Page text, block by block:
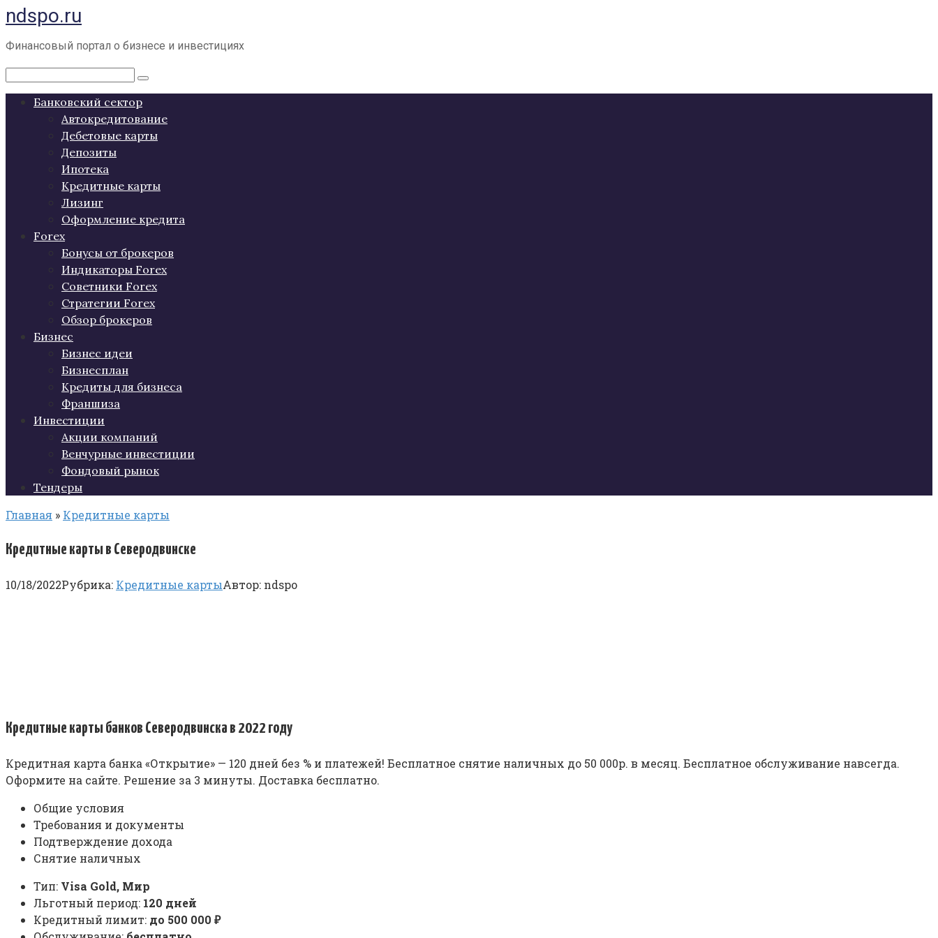
Перейти
к
контенту
ndspo.ru
Финансовый портал о бизнесе и инвестициях
Поиск:
Банковский сектор
Автокредитование
Дебетовые карты
Депозиты
Ипотека
Кредитные карты
Лизинг
Оформление кредита
Forex
Бонусы от брокеров
Индикаторы Forex
Советники Forex
Стратегии Forex
Обзор брокеров
Бизнес
Бизнес идеи
Бизнесплан
Кредиты для бизнеса
Франшиза
Инвестиции
Акции компаний
Венчурные инвестиции
Фондовый рынок
Тендеры
Главная » Кредитные карты
Кредитные карты в Северодвинске
10/18/2022Рубрика: Кредитные картыАвтор: ndspo
Кредитные карты банков Северодвинска в 2022 году
Кредитная карта банка «Открытие» — 120 дней без % и платежей! Бесплатное снятие наличных до 50 000р. в месяц. Бесплатное обслуживание навсегда.
Оформите на сайте. Решение за 3 минуты. Доставка бесплатно.
Общие условия
Требования и документы
Подтверждение дохода
Снятие наличных
Тип: Visa Gold, Мир
Льготный период: 120 дней
Кредитный лимит: до 500 000 ₽